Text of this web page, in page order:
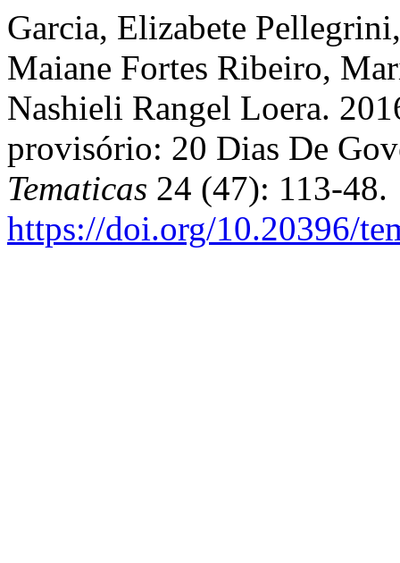
Garcia, Elizabete
Maiane Fortes Ribeiro,
Nashieli Rangel Loera.
provisório: 20 Dias De
Tematicas 24 (47): 113-48.
https://doi.org/10.20396/